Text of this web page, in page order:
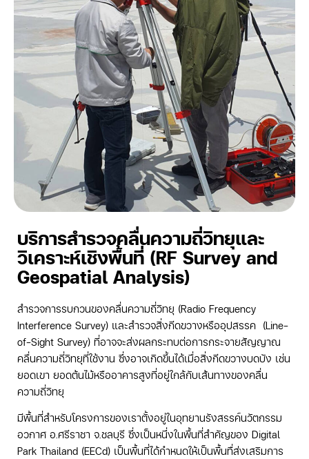
บริการสำรวจคลื่นความถี่วิทยุและ
วิเคราะห์เชิงพื้นที่ (RF Survey and
Geospatial Analysis)
สำรวจการรบกวนของคลื่นความถี่วิทยุ (Radio Frequency
Interference Survey) และสำรวจสิ่งกีดขวางหรืออุปสรรค (Line-
of-Sight Survey) ที่อาจจะส่งผลกระทบต่อการกระจายสัญญาณ
คลื่นความถี่วิทยุที่ใช้งาน ซึ่งอาจเกิดขึ้นได้เมื่อสิ่งกีดขวางบดบัง เช่น
ยอดเขา ยอดต้นไม้หรืออาคารสูงที่อยู่ใกล้กับเส้นทางของคลื่น
ความถี่วิทยุ
มีพื้นที่สำหรับโครงการของเราตั้งอยู่ในอุทยานรังสรรค์นวัตกรรม
อวกาศ อ.ศรีราชา จ.ชลบุรี ซึ่งเป็นหนึ่งในพื้นที่สำคัญของ Digital
Park Thailand (EECd) เป็นพื้นที่ได้กำหนดให้เป็นพื้นทื่ส่งเสริมการ